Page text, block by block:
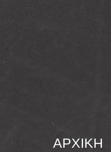
ΑΡΧΙΚΗ